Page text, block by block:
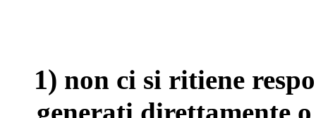
1) non ci si ritiene